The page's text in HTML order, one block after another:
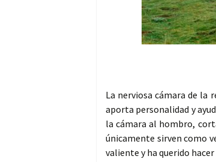
La nerviosa cámara de la
aporta personalidad y
la cámara al hombro,
únicamente sirven como
valiente y ha querido